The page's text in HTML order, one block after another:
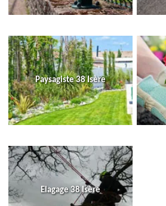
Paysagiste 38 Isère
Elagage 38 Isère